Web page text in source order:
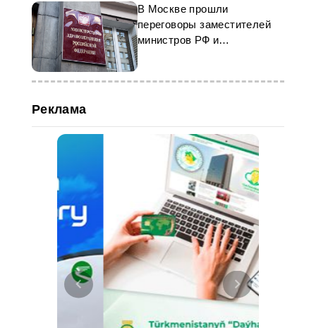
В Москве прошли
переговоры заместителей
министров РФ и
Туркменистана по
здравоохранению
Реклама